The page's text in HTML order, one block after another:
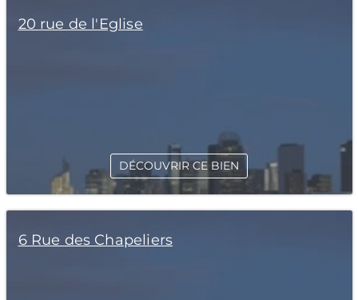
20 rue de l'Eglise
DÉCOUVRIR CE BIEN
6 Rue des Chapeliers